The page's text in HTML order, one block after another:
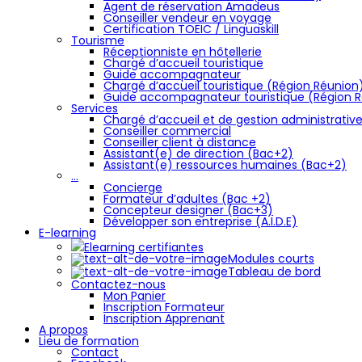
Agent de réservation Amadeus
Conseiller vendeur en voyage
Certification TOEIC / Linguaskill
Tourisme
Réceptionniste en hôtellerie
Chargé d’accueil touristique
Guide accompagnateur
Chargé d’accueil touristique (Région Réunion)
Guide accompagnateur touristique (Région
Services
Chargé d’accueil et de gestion administrative
Conseiller commercial
Conseiller client à distance
Assistant(e) de direction (Bac+2)
Assistant(e) ressources humaines (Bac+2)
…
Concierge
Formateur d’adultes (Bac +2)
Concepteur designer (Bac+3)
Développer son entreprise (A.I.D.E)
E-learning
Elearning certifiantes
Modules courts
Tableau de bord
Contactez-nous
Mon Panier
Inscription Formateur
Inscription Apprenant
A propos
Lieu de formation
Contact